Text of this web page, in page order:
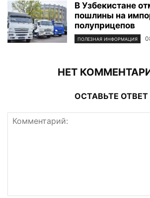
В Узбекистане
пошлины на
полуприцепов
ПОЛЕЗНАЯ ИНФОРМАЦИЯ
НЕТ
ОСТАВЬТЕ ОТВЕТ